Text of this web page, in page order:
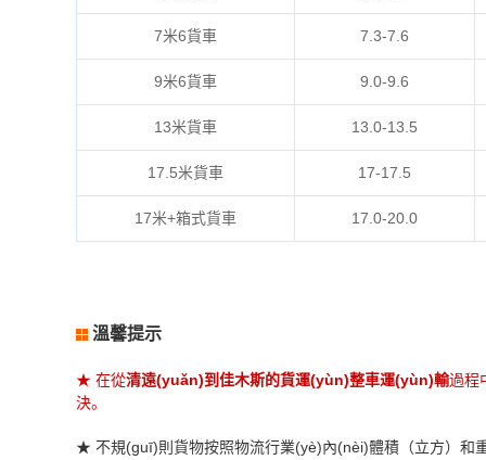
7米6貨車 7.3-7.6
9米6貨車 9.0-9.6
13米貨車 13.0-13.5
17.5米貨車 17-17.5
17米+箱式貨車 17.0-20.0
溫馨提示
★ 在從清遠(yuǎn)到佳木斯的貨運(yùn)整車運(yùn)輸過程
決。
★ 不規(guī)則貨物按照物流行業(yè)內(nèi)體積（立方）和